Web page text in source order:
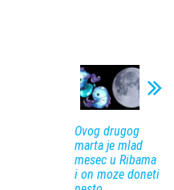
Ovog drugog
marta je mlad
mesec u Ribama
i on moze doneti